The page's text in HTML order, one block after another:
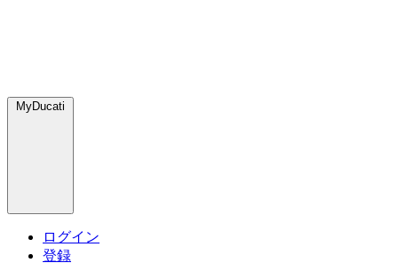
MyDucati
ログイン
登録